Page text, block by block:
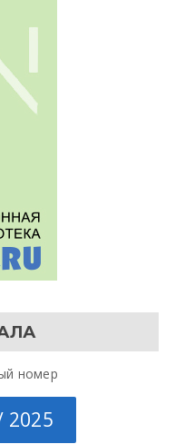
номер
2025